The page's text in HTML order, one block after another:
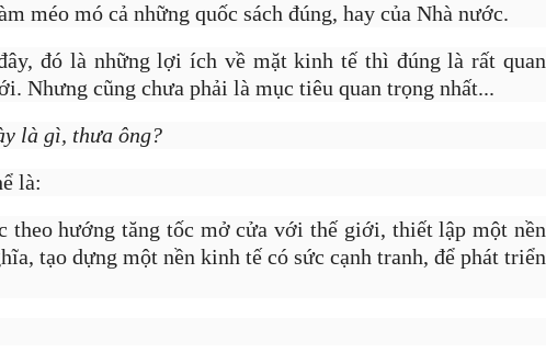
méo mó cả những quốc sách đúng, hay của Nhà nước.
đó là những lợi ích về mặt kinh tế thì đúng là rất quan
Nhưng cũng chưa phải là mục tiêu quan trọng nhất...
là gì, thưa ông?
là:
theo hướng tăng tốc mở cửa với thế giới, thiết lập một nền
tạo dựng một nền kinh tế có sức cạnh tranh, để phát triển